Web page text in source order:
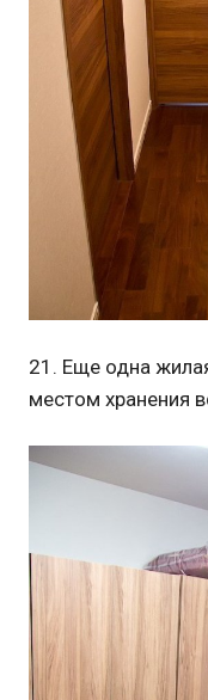
21. Еще одна
местом хранения